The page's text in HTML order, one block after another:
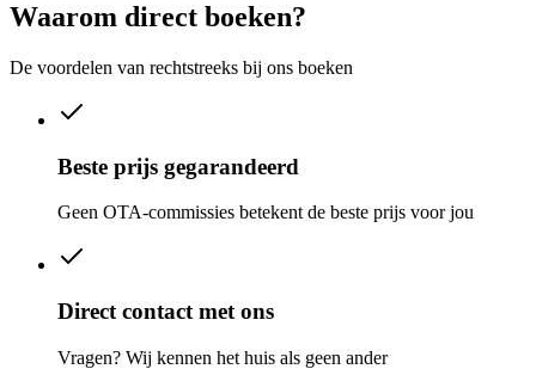
Waarom direct boeken?
De voordelen van rechtstreeks bij ons boeken
Beste prijs gegarandeerd
Geen OTA-commissies betekent de beste prijs voor jou
Direct contact met ons
Vragen? Wij kennen het huis als geen ander